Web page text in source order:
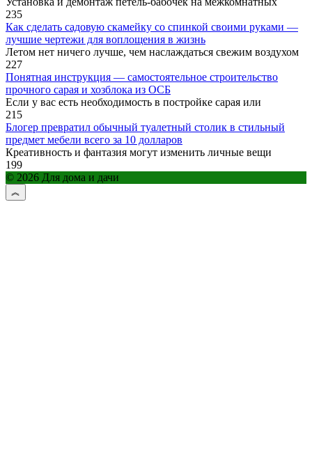
235
Как сделать садовую скамейку со спинкой своими руками —
лучшие чертежи для воплощения в жизнь
Летом нет ничего лучше, чем наслаждаться свежим воздухом
227
Понятная инструкция — самостоятельное строительство
прочного сарая и хозблока из ОСБ
Если у вас есть необходимость в постройке сарая или
215
Блогер превратил обычный туалетный столик в стильный
предмет мебели всего за 10 долларов
Креативность и фантазия могут изменить личные вещи
199
© 2026 Для дома и дачи